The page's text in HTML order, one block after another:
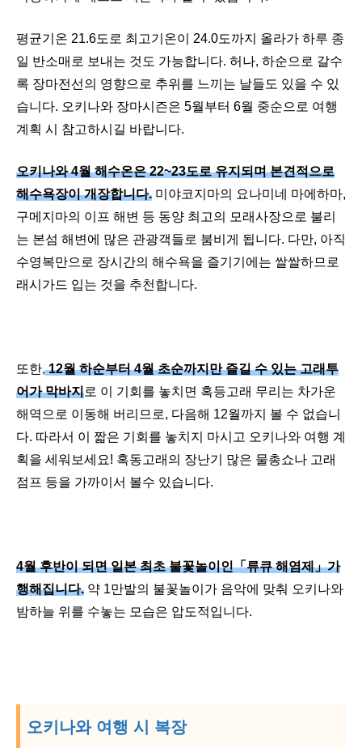
평균기온 21.6도로 최고기온이 24.0도까지 올라가 하루 종
일 반소매로 보내는 것도 가능합니다. 허나, 하순으로 갈수
록 장마전선의 영향으로 추위를 느끼는 날들도 있을 수 있
습니다. 오키나와 장마시즌은 5월부터 6월 중순으로 여행
계획 시 참고하시길 바랍니다.
오키나와 4월 해수온은 22~23도로 유지되며 본견적으로
해수욕장이 개장합니다. 미야코지마의 요나미네 마에하마,
구메지마의 이프 해변 등 동양 최고의 모래사장으로 불리
는 본섬 해변에 많은 관광객들로 붐비게 됩니다. 다만, 아직
수영복만으로 장시간의 해수욕을 즐기기에는 쌀쌀하므로
래시가드 입는 것을 추천합니다.
또한,12월 하순부터 4월 초순까지만 즐길 수 있는 고래투
어가 막바지로 이 기회를 놓치면 혹등고래 무리는 차가운
해역으로 이동해 버리므로, 다음해 12월까지 볼 수 없습니
다. 따라서 이 짧은 기회를 놓치지 마시고 오키나와 여행 계
획을 세워보세요! 혹동고래의 장난기 많은 물총쇼나 고래
점프 등을 가까이서 볼수 있습니다.
4월 후반이 되면 일본 최초 불꽃놀이인「류큐 해염제」가
행해집니다. 약 1만발의 불꽃놀이가 음악에 맞춰 오키나와
밤하늘 위를 수놓는 모습은 압도적입니다.
오키나와 여행 시 복장